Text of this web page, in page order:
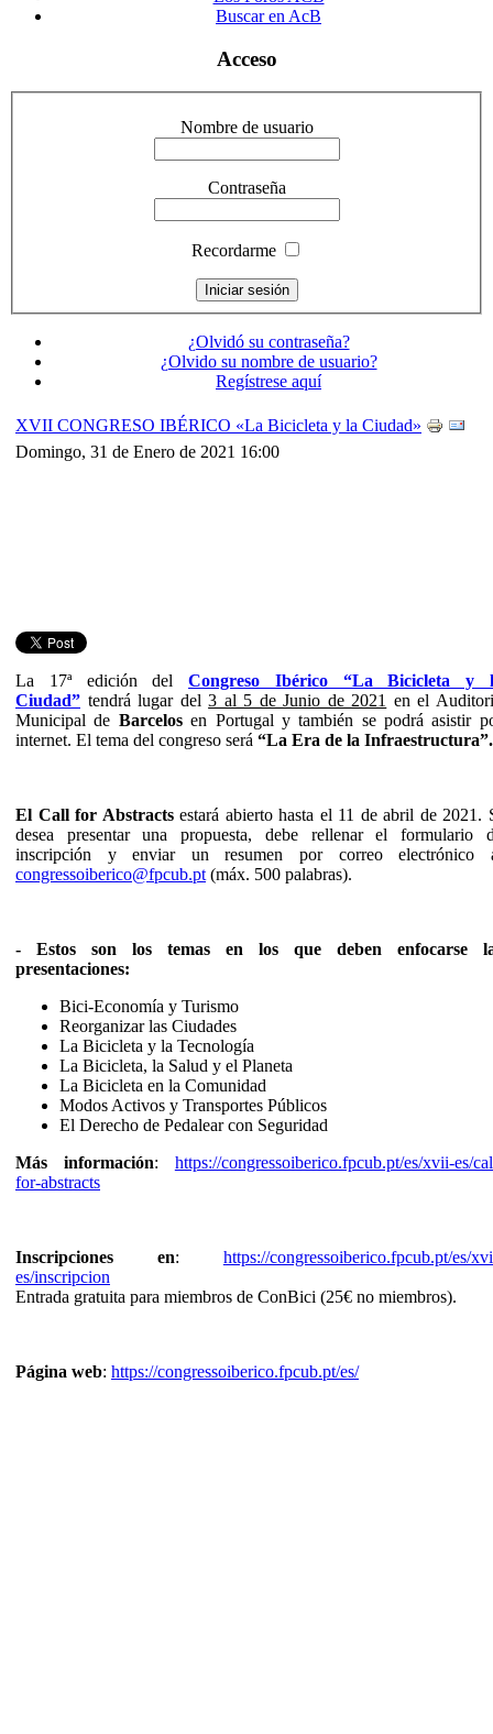
Buscar en AcB
Acceso
Nombre de usuario
Contraseña
Recordarme
¿Olvidó su contraseña?
¿Olvido su nombre de usuario?
Regístrese aquí
XVII CONGRESO IBÉRICO «La Bicicleta y la Ciudad»
Domingo, 31 de Enero de 2021 16:00
La 17ª edición delCongreso Ibérico “La Bicicleta y
Ciudad” tendrá lugar del3 al 5 de Junio de 2021 en el
Municipal de Barcelosen Portugal y también se podrá asistir
internet. El tema del congreso será “La Era de la Infraestructura”.
El Call for Abstractsestará abierto hasta el 11 de abril de 2021.
desea presentar una propuesta, debe rellenar el formulario
inscripción y enviar un resumen por correo electrónico
congressoiberico@fpcub.pt (máx. 500 palabras).
- Estos son los temas en los que deben enfocarse
presentaciones:
Bici-Economía y Turismo
Reorganizar las Ciudades
La Bicicleta y la Tecnología
La Bicicleta, la Salud y el Planeta
La Bicicleta en la Comunidad
Modos Activos y Transportes Públicos
El Derecho de Pedalear con Seguridad
Más información: https://congressoiberico.fpcub.pt/es/xvii-es/
for-abstracts
Inscripciones en: https://congressoiberico.fpcub.pt/es/
es/inscripcion
Entrada gratuita para miembros de ConBici (25€ no miembros).
Página web: https://congressoiberico.fpcub.pt/es/